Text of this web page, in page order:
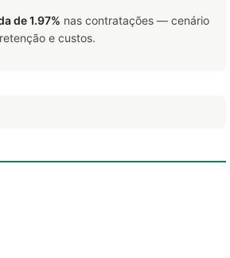
de 1.97% nas contratações — cenário
e custos.